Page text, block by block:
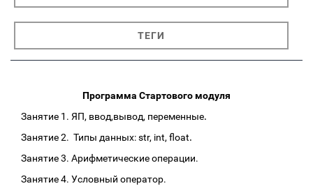
ТЕГИ
Программа Стартового модуля
Занятие 1. ЯП, ввод,вывод, переменные.
Занятие 2. Типы данных: str, int, float.
Занятие 3. Арифметические операции.
Занятие 4. Условный оператор.